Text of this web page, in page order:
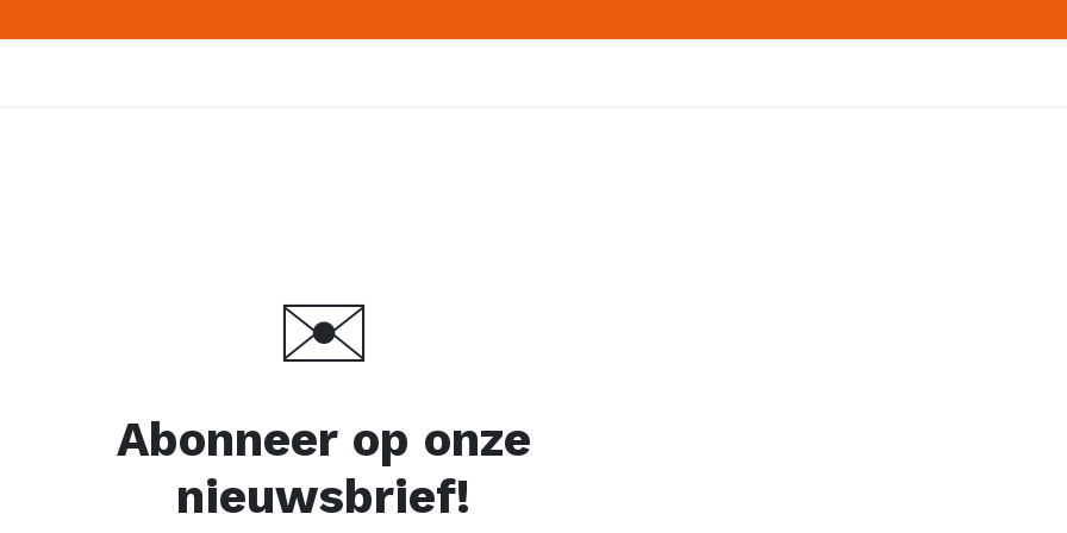
✉️
Abonneer op onze
nieuwsbrief!